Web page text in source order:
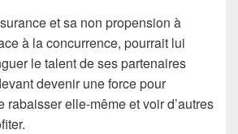
et sa non propension à
à la concurrence, pourrait lui
le talent de ses partenaires
devenir une force pour
rabaisser elle-même et voir d’autres